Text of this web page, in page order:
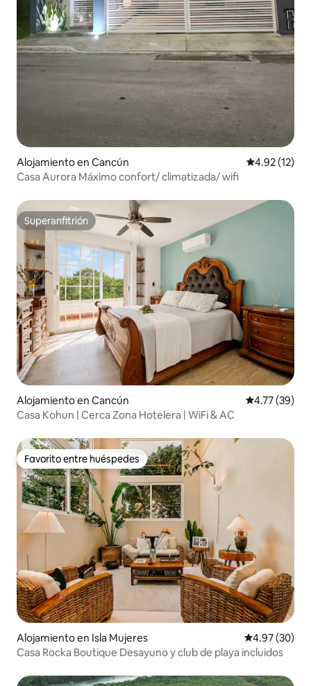
Alojamiento en Cancún Calificación
4.92 (12)
Casa Aurora Máximo confort/ climatizada/ wifi
Superanfitrión
Superanfitrión
Alojamiento en Cancún Calificación
4.77 (39)
Casa Kohun | Cerca Zona Hotelera | WiFi & AC
Favorito entre huéspedes
Favorito entre huéspedes
Alojamiento en Isla Mujeres Calificación
4.97 (30)
Casa Rocka Boutique Desayuno y club de playa incluidos